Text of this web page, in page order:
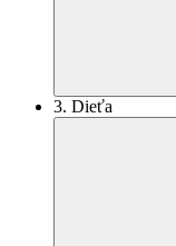
3. Dieťa